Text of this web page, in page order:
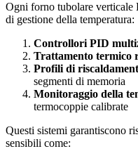
Ogni forno tubolare verticale
di gestione della temperatura:
Controllori PID
Trattamento termico
Profili di
segmenti di memoria
Monitoraggio della
termocoppie calibrate
Questi sistemi garantiscono
sensibili come: